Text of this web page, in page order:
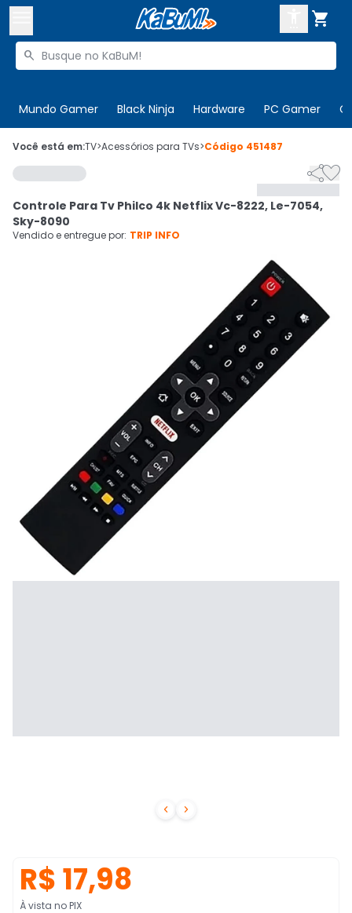

Buscar produtos

Mundo Gamer Black Ninja Hardware PC Gamer
 Olá. Acesse sua conta
 Departamentos
Cupons
CADASTRE-SE
Você está em:TV>Acessórios para TVs>Código 451487
 

Controle Para Tv Philco 4k Netflix Vc-8222, Le-7054,
Sky-8090
Vendido e entregue por: TRIP INFO
R$ 17,98
À vista no PIX